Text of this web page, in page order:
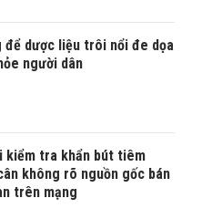
để dược liệu trôi nổi đe dọa
người dân
kiểm tra khẩn bút tiêm
không rõ nguồn gốc bán
trên mạng